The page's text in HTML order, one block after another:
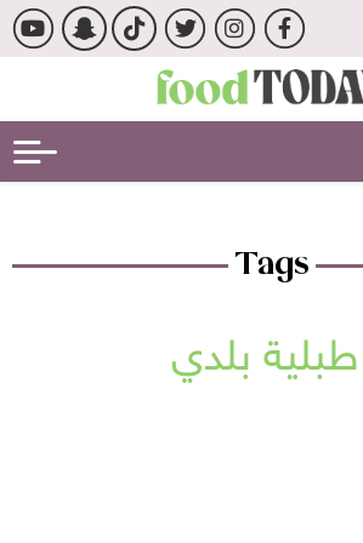
Tags
طبلية بلدي